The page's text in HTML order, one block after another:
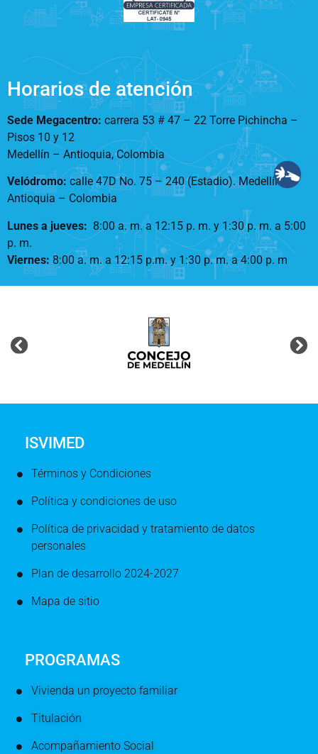
Horarios de atención
Sede Megacentro: carrera 53 # 47 – 22 Torre Pichincha –
Pisos 10 y 12
Medellín – Antioquia, Colombia
Velódromo: calle 47D No. 75 – 240 (Estadio). Medellín –
Antioquia – Colombia
Lunes a jueves: 8:00 a. m. a 12:15 p. m. y 1:30 p. m. a 5:00
p. m.
Viernes:8:00 a. m. a 12:15 p.m. y 1:30 p. m. a 4:00 p. m
ISVIMED
Términos y Condiciones
Política y condiciones de uso
Política de privacidad y tratamiento de datos
personales
Plan de desarrollo 2024-2027
Mapa de sitio
PROGRAMAS
Vivienda un proyecto familiar
Titulación
Acompañamiento Social